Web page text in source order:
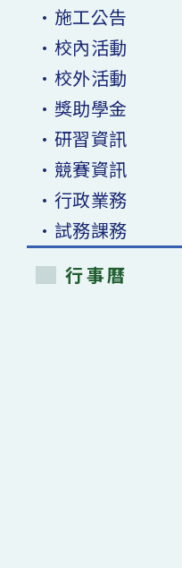
•施工公告
•校內活動
•校外活動
•獎助學金
•研習資訊
•競賽資訊
•行政業務
•試務課務
行事曆